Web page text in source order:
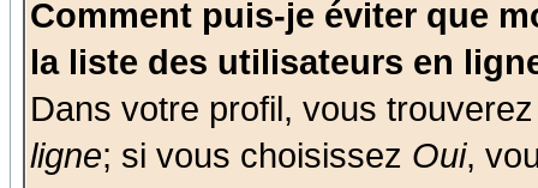
Comment puis-je éviter que
la liste des utilisateurs en
Dans votre profil, vous
ligne; si vous choisissez Oui,